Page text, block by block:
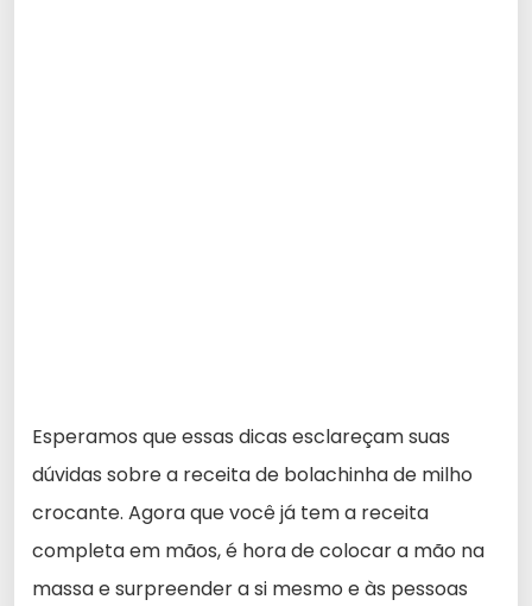
Esperamos que essas dicas esclareçam suas
dúvidas sobre a receita de bolachinha de milho
crocante. Agora que você já tem a receita
completa em mãos, é hora de colocar a mão na
massa e surpreender a si mesmo e às pessoas